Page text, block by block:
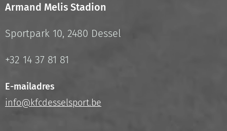
Armand Melis Stadion
Sportpark 10, 2480 Dessel
+32 14 37 81 81
E-mailadres
info@kfcdesselsport.be